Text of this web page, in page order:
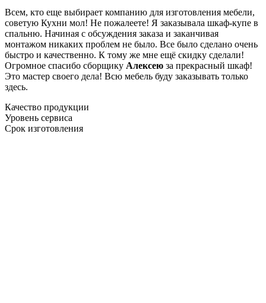
Всем, кто еще выбирает компанию для изготовления мебели,
советую Кухни мол! Не пожалеете! Я заказывала шкаф-купе в
спальню. Начиная с обсуждения заказа и заканчивая
монтажом никаких проблем не было. Все было сделано очень
быстро и качественно. К тому же мне ещё скидку сделали!
Огромное спасибо сборщику Алексею за прекрасный шкаф!
Это мастер своего дела! Всю мебель буду заказывать только
здесь.
Качество продукции
Уровень сервиса
Срок изготовления